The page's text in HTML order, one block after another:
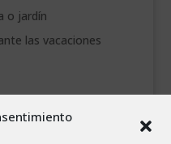
o jardín
las vacaciones
V S